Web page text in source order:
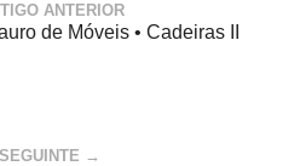
ANTERIOR
de Móveis • Cadeiras II
→